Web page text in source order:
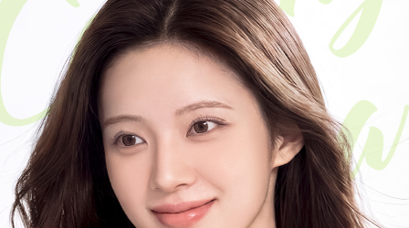
코 라이프 하세요!